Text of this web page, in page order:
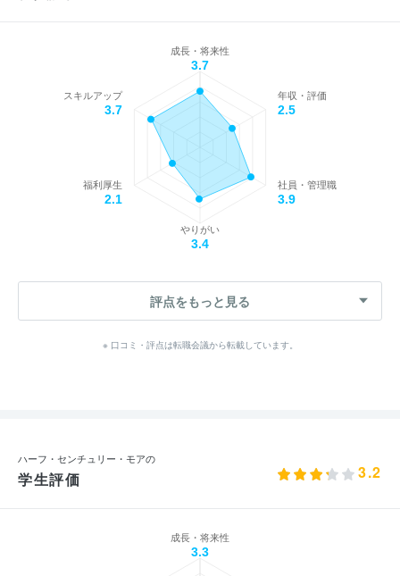
成長・将来性
3.7
年収・評価
2.5
社員・管理職
3.9
やりがい
3.4
福利厚生
2.1
スキルアップ
3.7
評点をもっと見る
※ 口コミ・評点は転職会議から転載しています。
ハーフ・センチュリー・モアの
学生評価 3.2
成長・将来性
3.3